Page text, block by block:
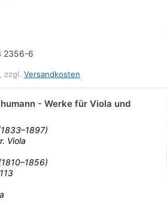
2356-6
zzgl. Versandkosten
- Werke für Viola und
Viola